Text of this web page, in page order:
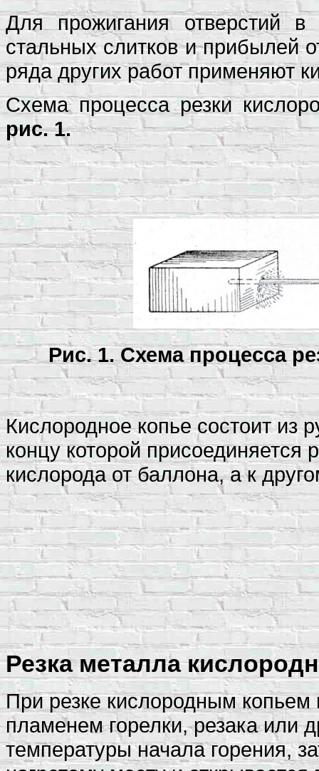
Для прожигания отверстий в
стальных слитков и прибылей
ряда других работ применяют
Схема процесса резки
рис. 1.
Рис. 1. Схема процесса
Кислородное копье состоит из
концу которой
кислорода от баллона, а к
Резка металла
При резке кислородным копьем
пламенем горелки, резака или
температуры начала горения,